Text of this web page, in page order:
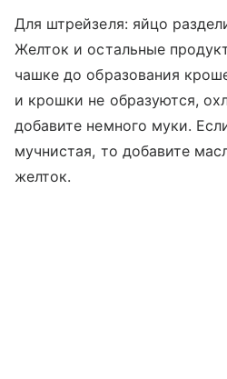
Для штрейзеля: яйцо
Желток и остальные
чашке до образования
и крошки не образуются,
добавите немного муки.
мучнистая, то добавите
желток.